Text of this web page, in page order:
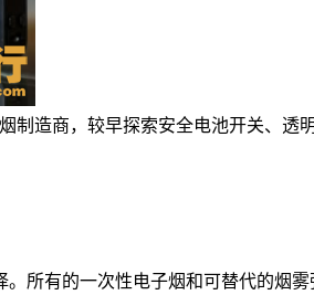
造商，较早探索安全电池开关、
所有的一次性电子烟和可替代的烟